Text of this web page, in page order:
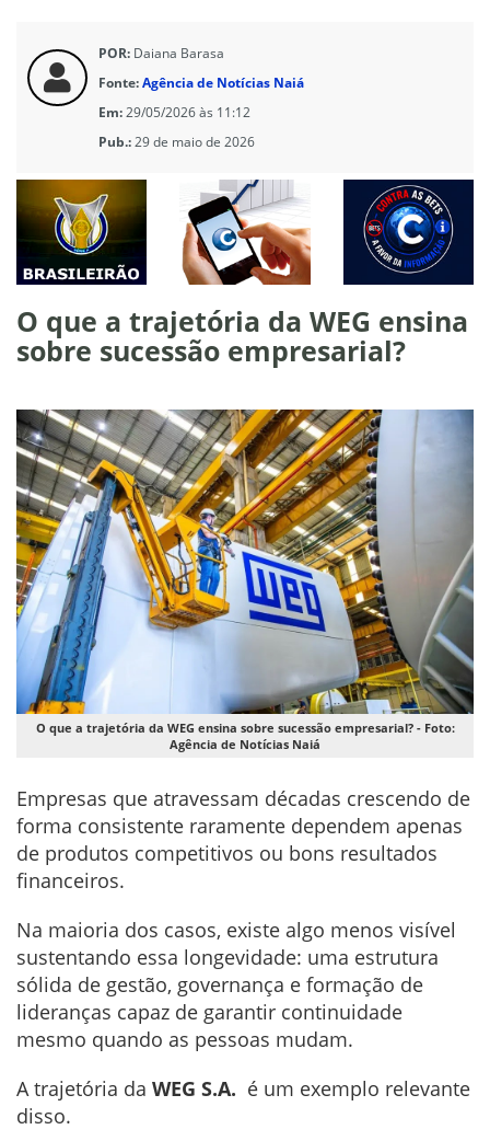
POR: Daiana Barasa
Fonte:Agência de Notícias Naiá
Em:29/05/2026 às 11:12
Pub.:29 de maio de 2026
O que a trajetória da WEG ensina
sobre sucessão empresarial?
O que a trajetória da WEG ensina sobre sucessão empresarial? - Foto:
Agência de Notícias Naiá
Empresas que atravessam décadas crescendo de
forma consistente raramente dependem apenas
de produtos competitivos ou bons resultados
financeiros.
Na maioria dos casos, existe algo menos visível
sustentando essa longevidade: uma estrutura
sólida de gestão, governança e formação de
lideranças capaz de garantir continuidade
mesmo quando as pessoas mudam.
A trajetória da WEG S.A. é um exemplo relevante
disso.